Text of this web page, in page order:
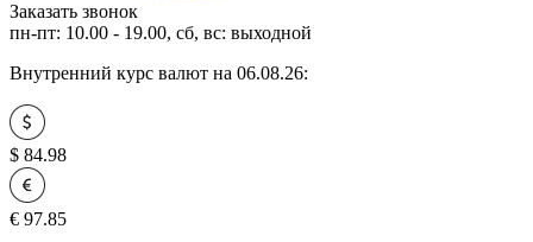
Заказать звонок
пн-пт: 10.00 - 19.00, сб, вс: выходной
Внутренний курс валют на 06.08.26:
$ 84.98
€ 97.85